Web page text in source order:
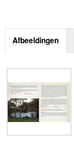
Afbeeldingen